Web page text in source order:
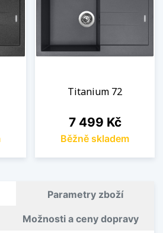
Titanium 72
Cena
7 499 Kč
Běžně skladem
Parametry zboží
Možnosti a ceny dopravy